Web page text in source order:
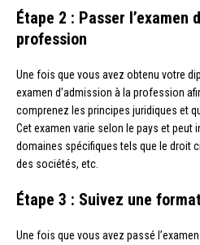
Étape 2 : Passer l’examen
profession
Une fois que vous avez obtenu votre
examen d’admission à la profession
comprenez les principes juridiques et
Cet examen varie selon le pays et peut
domaines spécifiques tels que le droit
des sociétés, etc.
Étape 3 : Suivez une
Une fois que vous avez passé